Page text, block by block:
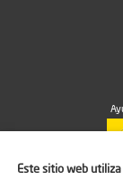
Este sitio web